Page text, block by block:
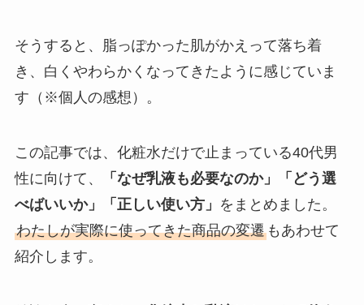
そうすると、脂っぽかった肌がかえって落ち着
き、白くやわらかくなってきたように感じていま
す（※個人の感想）。
この記事では、化粧水だけで止まっている40代男
性に向けて、
「なぜ乳液も必要なのか」「どう選
べばいいか」「正しい使い方」 をまとめました。
わたしが実際に使ってきた商品の変遷もあわせて
紹介します。